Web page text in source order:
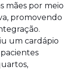
mães por meio
promovendo
um cardápio